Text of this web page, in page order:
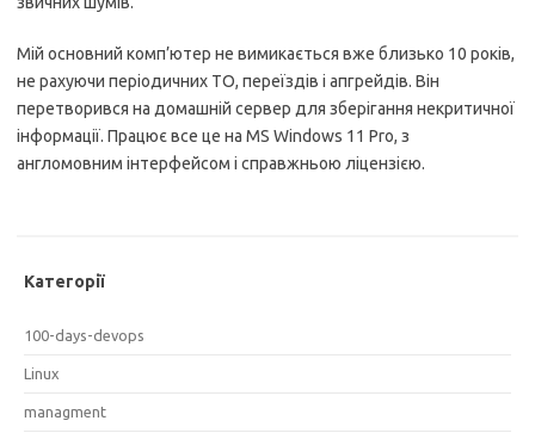
Мій основний комп’ютер не вимикається вже близько 10 років,
не рахуючи періодичних ТО, переїздів і апгрейдів. Він
перетворився на домашній сервер для зберігання некритичної
інформації. Працює все це на MS Windows 11 Pro, з
англомовним інтерфейсом і справжньою ліцензією.
Категорії
100-days-devops
Linux
managment